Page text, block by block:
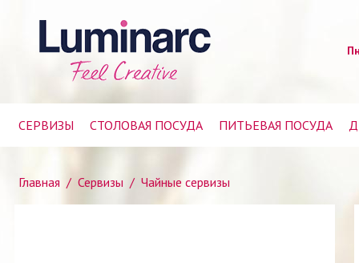
СЕРВИЗЫ СТОЛОВАЯ ПОСУДА ПИТЬЕВАЯ ПОСУДА
Главная / Сервизы / Чайные сервизы